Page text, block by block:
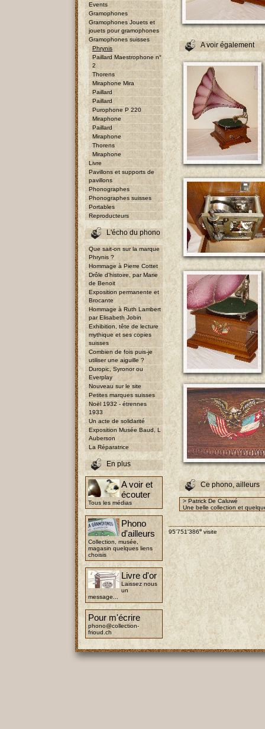
Events
Gramophones
Gramophones Jouets et
jouets pour gramophones
Gramophones suisses
Phrynis
Paillard Maestrophone n°
2
Thorens
Miraphone Mira
Paillard
Paillard
Purophone P 220
Miraphone
Paillard
Miraphone
Thorens
Miraphone
Livre
Pavillons et supports de
pavillons
Phonographes
Phonographes suisses
Portables
Reproducteurs
L'écho du phono
Que sait-on sur la marque
Phrynis ?
Hommage à Pierre Cottet
Drôle d'histoire, par Marie
de Benoit
Exposition permanente et
Brocante
Hommage à Ruth Lambert
par Elisabeth Jobin
Exhibition, tête de lecture
mythique et ses copies
suisses
Combien de fois puis-je
utiliser une aiguille ?
Duropic, Syronor ou
Everplay
Nouveau sur le site
Petites marques suisses
Noël 1932 - étrennes
1933
Un acte de solidarité
Exposition Musée Baud, L
Auberson
La Réparatrice
En plus
A voir et
écouter
Tous les médias
Phono
d'ailleurs
Collection, musée,
magasin quelques liens
choisis
Livre d'or
Laissez nous
un
message...
Pour m'écrire
phono@collection-
frioud.ch
A voir également
Ce phono, ailleurs
> Patrick De Caluwé
Une belle collection et
95'751'386e visite